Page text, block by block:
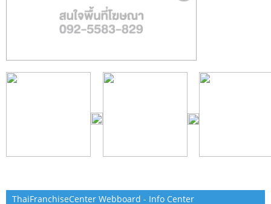
ThaiFranchiseCenter Webboard - Info Center